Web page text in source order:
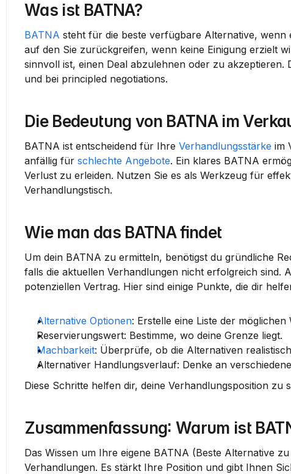
Was ist BATNA?
BATNA steht für die beste verfügbare Alternative,
auf den Sie zurückgreifen, wenn keine Einigung erzielt
sinnvoll ist, einen Deal abzulehnen oder zu akzeptieren.
und bei principled negotiations.
Die Bedeutung von BATNA im
BATNA ist entscheidend für Ihre Verhandlungsstärke im
anfällig für schlechte Angebote. Ein klares BATNA
Verlust zu erleiden. Nutzen Sie es als Werkzeug für
Verhandlungstisch.
Wie man das BATNA findet
Um dein BATNA zu ermitteln, benötigst du gründliche
falls die aktuellen Verhandlungen nicht erfolgreich sind.
potenziellen Vertrag. Hier sind einige Punkte, die dir
Alternative Optionen: Erstelle eine Liste der möglichen
Reservierungswert: Bestimme, wo deine Grenze liegt.
Machbarkeit: Überprüfe, ob die Alternativen
Alternativer Handlungsverlauf: Denke an
Diese Schritte helfen dir, deine Verhandlungsposition zu
Zusammenfassung: Warum ist
Das Wissen um Ihre eigene BATNA (Beste Alternative
Verhandlungen. Es stärkt Ihre Position und gibt Ihnen